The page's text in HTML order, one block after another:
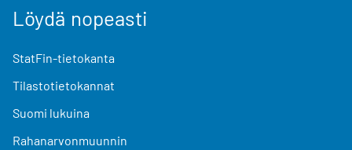
Löydä nopeasti
StatFin-tietokanta
Tilastotietokannat
Suomi lukuina
Rahanarvonmuunnin